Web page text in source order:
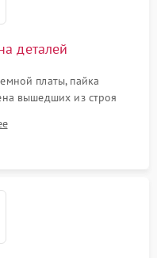
деталей
платы, пайка
вышедших из строя
неисправного
шлейфов и